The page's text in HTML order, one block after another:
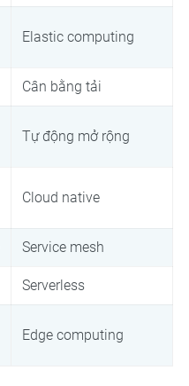
Elastic computing
Cân bằng tải
Tự động mở rộng
Cloud native
Service mesh
Serverless
Edge computing